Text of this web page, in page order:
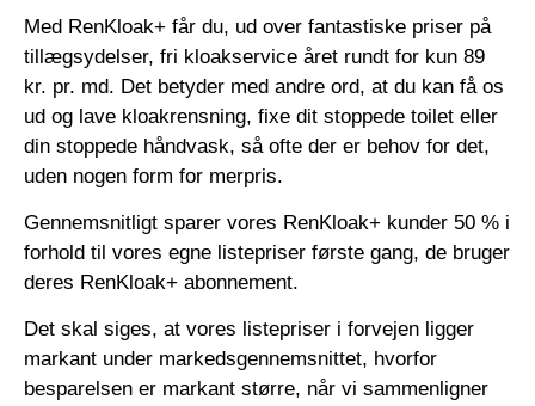
Med RenKloak+ får du, ud over fantastiske priser på
tillægsydelser, fri kloakservice året rundt for kun 89
kr. pr. md. Det betyder med andre ord, at du kan få os
ud og lave kloakrensning, fixe dit stoppede toilet eller
din stoppede håndvask, så ofte der er behov for det,
uden nogen form for merpris.
Gennemsnitligt sparer vores RenKloak+ kunder 50 % i
forhold til vores egne listepriser første gang, de bruger
deres RenKloak+ abonnement.
Det skal siges, at vores listepriser i forvejen ligger
markant under markedsgennemsnittet, hvorfor
besparelsen er markant større, når vi sammenligner